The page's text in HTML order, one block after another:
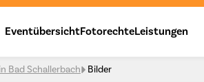
EventübersichtFotorechteLeistungen
Bad Schallerbach Bilder